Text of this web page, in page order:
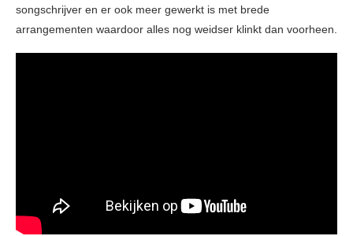
songschrijver en er ook meer gewerkt is met brede
arrangementen waardoor alles nog weidser klinkt dan voorheen.